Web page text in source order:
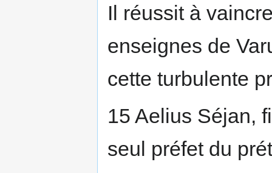
Il réussit à
enseignes de
cette turbulente
15 Aelius Séjan,
seul préfet du